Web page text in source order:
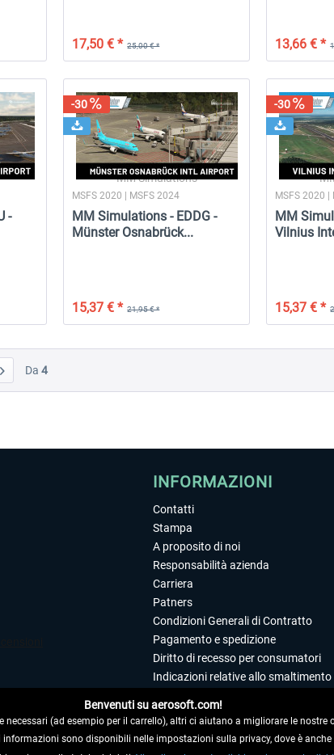
25,00 € *
17,50 € * 13,66 € *
-
-30
MM Simulations
MSFS 2020 | MSFS 2024
MM Simulations - EDDG -
Münster Osnabrück...
21,95 € *
15,37 € *
-30
MSFS 2020 |
MM
Vilnius
15,37 € *
Da 4
INFORMAZIONI
Contatti
Stampa
A proposito di noi
Responsabilità azienda
Carriera
Patners
Condizioni Generali di Contratto
Pagamento e spedizione
Diritto di recesso per consumatori
Indicazioni relative allo smaltimento
Editoriale
Benvenuti su aerosoft.com!
(ad esempio per il carrello), altri ci aiutano a migliorare le nostre
sono disponibili nelle impostazioni sulla privacy, dove è